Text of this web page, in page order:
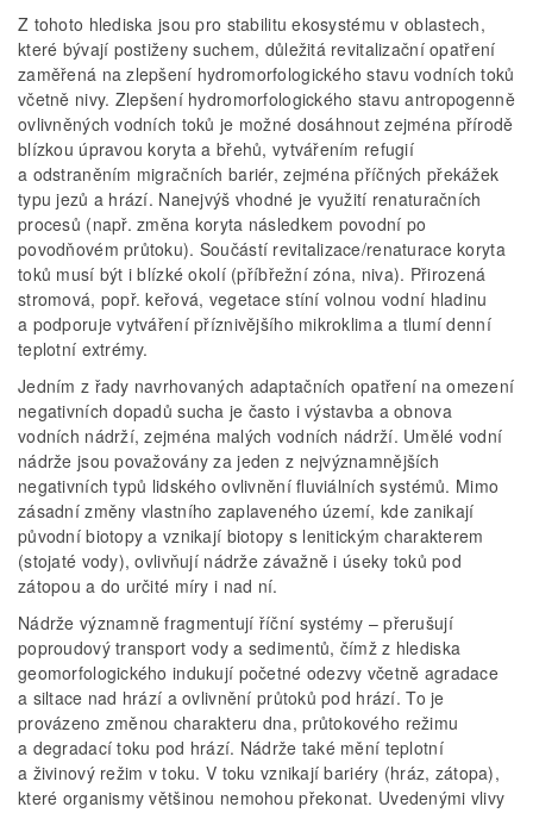
Z tohoto hlediska jsou pro stabilitu ekosystému v oblastech,
které bývají postiženy suchem, důležitá revitalizační opatření
zaměřená na zlepšení hydromorfologického stavu vodních toků
včetně nivy. Zlepšení hydromorfologického stavu antropogenně
ovlivněných vodních toků je možné dosáhnout zejména přírodě
blízkou úpravou koryta a břehů, vytvářením refugií
a odstraněním migračních bariér, zejména příčných překážek
typu jezů a hrází. Nanejvýš vhodné je využití renaturačních
procesů (např. změna koryta následkem povodní po
povodňovém průtoku). Součástí revitalizace/renaturace koryta
toků musí být i blízké okolí (příbřežní zóna, niva). Přirozená
stromová, popř. keřová, vegetace stíní volnou vodní hladinu
a podporuje vytváření příznivějšího mikroklima a tlumí denní
teplotní extrémy.
Jedním z řady navrhovaných adaptačních opatření na omezení
negativních dopadů sucha je často i výstavba a obnova
vodních nádrží, zejména malých vodních nádrží. Umělé vodní
nádrže jsou považovány za jeden z nejvýznamnějších
negativních typů lidského ovlivnění fluviálních systémů. Mimo
zásadní změny vlastního zaplaveného území, kde zanikají
původní biotopy a vznikají biotopy s lenitickým charakterem
(stojaté vody), ovlivňují nádrže závažně i úseky toků pod
zátopou a do určité míry i nad ní.
Nádrže významně fragmentují říční systémy – přerušují
poproudový transport vody a sedimentů, čímž z hlediska
geomorfologického indukují početné odezvy včetně agradace
a siltace nad hrází a ovlivnění průtoků pod hrází. To je
provázeno změnou charakteru dna, průtokového režimu
a degradací toku pod hrází. Nádrže také mění teplotní
a živinový režim v toku. V toku vznikají bariéry (hráz, zátopa),
které organismy většinou nemohou překonat. Uvedenými vlivy